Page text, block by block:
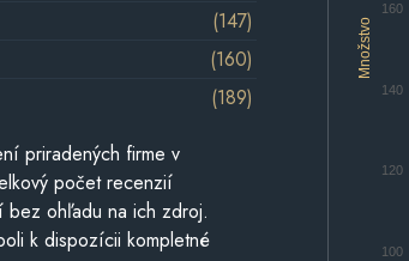
Množstvo
100
120
140
160
(147)
(160)
(189)
priradených firme v
počet recenzií
bez ohľadu na ich zdroj.
k dispozícii kompletné